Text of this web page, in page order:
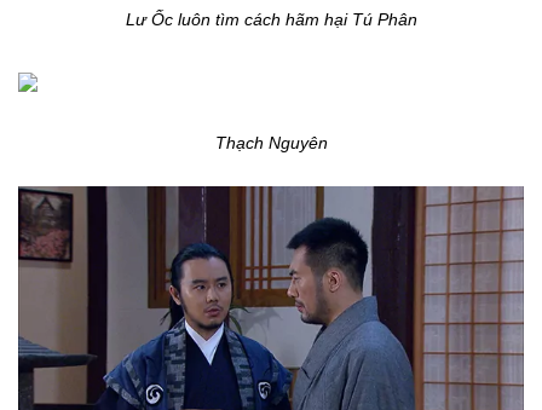
Lư Ốc luôn tìm cách hãm hại Tú Phân
Thạch Nguyên